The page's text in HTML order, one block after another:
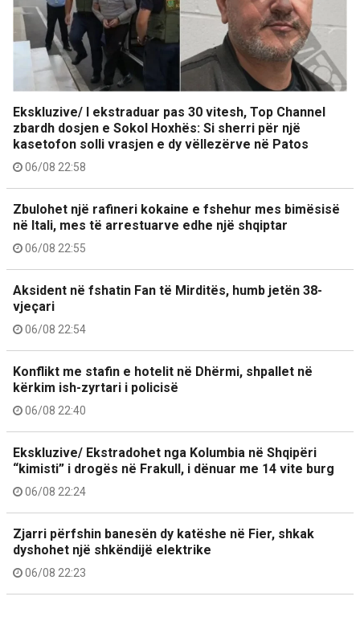
Ekskluzive/ I ekstraduar pas 30 vitesh, Top Channel
zbardh dosjen e Sokol Hoxhës: Si sherri për një
kasetofon solli vrasjen e dy vëllezërve në Patos
06/08 22:58
Zbulohet një rafineri kokaine e fshehur mes bimësisë
në Itali, mes të arrestuarve edhe një shqiptar
06/08 22:55
Aksident në fshatin Fan të Mirditës, humb jetën 38-
vjeçari
06/08 22:54
Konflikt me stafin e hotelit në Dhërmi, shpallet në
kërkim ish-zyrtari i policisë
06/08 22:40
Ekskluzive/ Ekstradohet nga Kolumbia në Shqipëri
“kimisti” i drogës në Frakull, i dënuar me 14 vite burg
06/08 22:24
Zjarri përfshin banesën dy katëshe në Fier, shkak
dyshohet një shkëndijë elektrike
06/08 22:23